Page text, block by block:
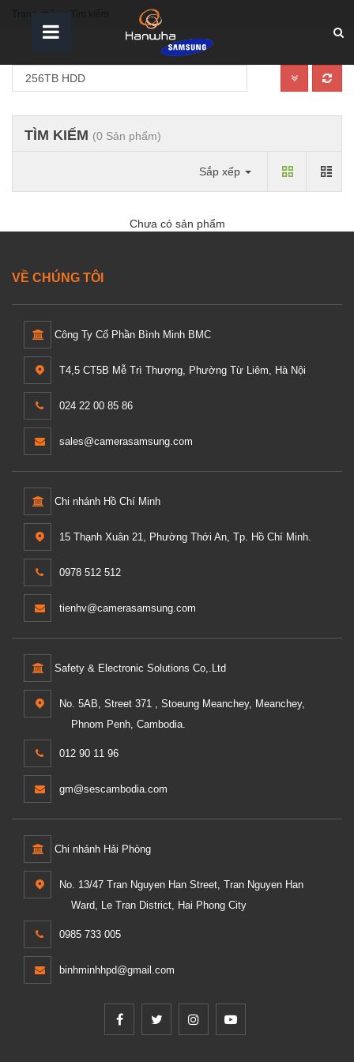
Trang chủ Tìm kiếm
TÌM KIẾM (0 Sản phẩm)
Sắp xếp
Chưa có sản phẩm
VỀ CHÚNG TÔI
Công Ty Cổ Phần Bình Minh BMC
T4,5 CT5B Mễ Trì Thượng, Phường Từ Liêm, Hà Nội
024 22 00 85 86
sales@camerasamsung.com
Chi nhánh Hồ Chí Minh
15 Thạnh Xuân 21, Phường Thới An, Tp. Hồ Chí Minh.
0978 512 512
tienhv@camerasamsung.com
Safety & Electronic Solutions Co,.Ltd
No. 5AB, Street 371 , Stoeung Meanchey, Meanchey,
Phnom Penh, Cambodia.
012 90 11 96
gm@sescambodia.com
Chi nhánh Hải Phòng
No. 13/47 Tran Nguyen Han Street, Tran Nguyen Han
Ward, Le Tran District, Hai Phong City
0985 733 005
binhminhhpd@gmail.com